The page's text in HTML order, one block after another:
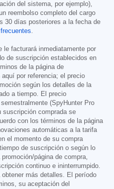
del sistema, por ejemplo),
reembolso completo del cargo
30 días posteriores a la fecha de
.
le facturará inmediatamente por
de suscripción establecidos en
de la página de
por referencia; el precio
según los detalles de la
a tiempo. El precio
semestralmente (SpyHunter Pro
suscripción comprada se
con los términos de la página
automáticas a la tarifa
el momento de su compra
de suscripción o según lo
página de compra,
continuo e ininterrumpido.
más detalles. El período
su aceptación del